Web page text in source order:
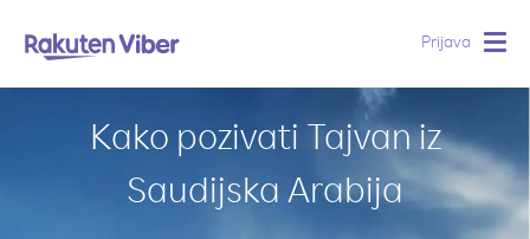
Prijava
Kako pozivati Tajvan iz
Saudijska Arabija